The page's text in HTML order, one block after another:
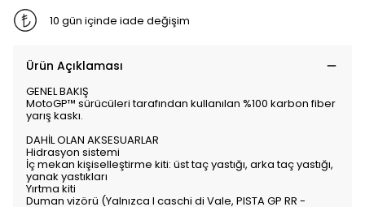
10 gün içinde iade değişim
Ürün Açıklaması
GENEL BAKIŞ
MotoGP™ sürücüleri tarafından kullanılan %100 karbon fiber
yarış kaskı.
DAHİL OLAN AKSESUARLAR
Hidrasyon sistemi
İç mekan kişiselleştirme kiti: üst taç yastığı, arka taç yastığı,
yanak yastıkları
Yırtma kiti
Duman vizörü (Yalnızca I caschi di Vale, PISTA GP RR -